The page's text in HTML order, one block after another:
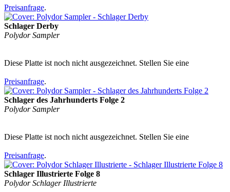
Preisanfrage.
Schlager Derby
Polydor Sampler
Diese Platte ist noch nicht ausgezeichnet. Stellen Sie eine
Preisanfrage.
Schlager des Jahrhunderts Folge 2
Polydor Sampler
Diese Platte ist noch nicht ausgezeichnet. Stellen Sie eine
Preisanfrage.
Schlager Illustrierte Folge 8
Polydor Schlager Illustrierte